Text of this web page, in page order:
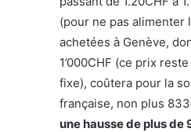
(pour ne pas alimenter
achetées à Genève,
1’000CHF (ce prix
fixe), coûtera pour la
française, non plus
une hausse de plus de